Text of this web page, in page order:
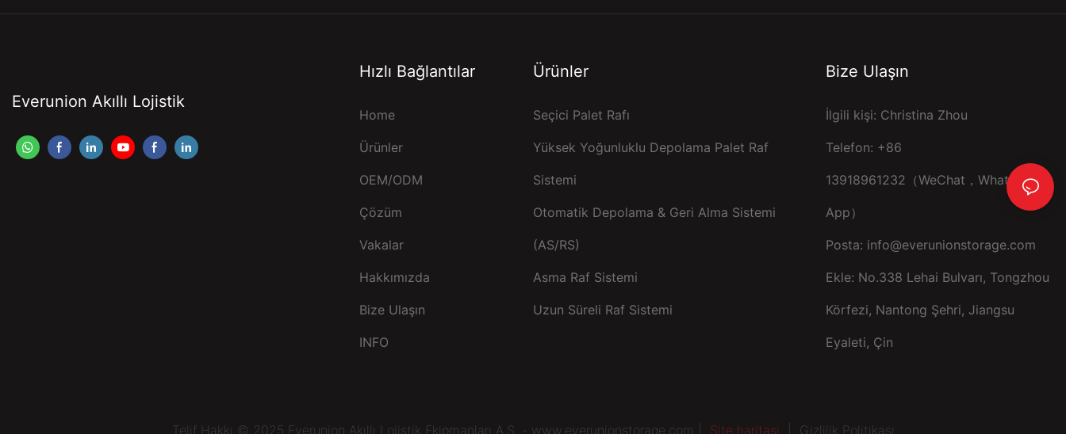
Everunion Akıllı Lojistik
Hızlı Bağlantılar
Home
Ürünler
OEM/ODM
Çözüm
Vakalar
Hakkımızda
Bize Ulaşın
INFO
Ürünler
Seçici Palet Rafı
Yüksek Yoğunluklu Depolama Palet Raf
Sistemi
Otomatik Depolama & Geri Alma Sistemi
(AS/RS)
Asma Raf Sistemi
Uzun Süreli Raf Sistemi
Bize Ulaşın
İlgili kişi: Christina Zhou
Telefon: +86
13918961232（WeChat，Whats
App）
Posta: info@everunionstorage.com
Ekle: No.338 Lehai Bulvarı, Tongzhou
Körfezi, Nantong Şehri, Jiangsu
Eyaleti, Çin
Telif Hakkı © 2025 Everunion Akıllı Lojistik Ekipmanları A.Ş. - www.everunionstorage.com | Site haritası Gizlilik Politikası